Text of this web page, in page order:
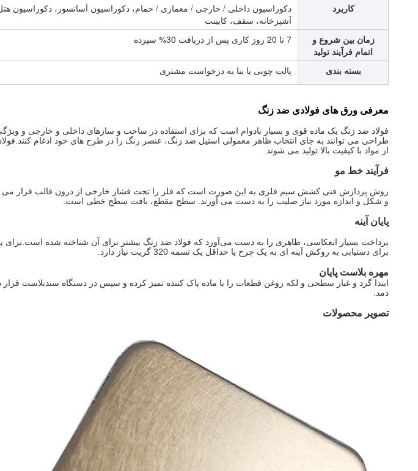
کاربرد
دکوراسیون داخلی / خارجی / معماری / حمام، دکوراسیون آسانسور، دکوراسیون
آشپزخانه، سقف، کابینت
زمان بین شروع و
اتمام فرآیند تولید
7 تا 20 روز کاری پس از دریافت 30% سپرده
بسته بندی پالت چوبی یا بنا به درخواست مشتری
معرفی ورق های فولادی ضد زنگ
فولاد ضد زنگ یک ماده قوی و بسیار بادوام است که برای استفاده در ساخت و سازهای داخلی و خارجی و
طراحی می توانند به جای انتخاب ظاهر معمولی استیل ضد زنگ، عنصر رنگ را در طرح های خود ادغام
از مواد با کیفیت بالا تولید می شوند.
فرآیند خط مو
روش پردازش فنی کشش سیم فلزی به این صورت است که فلز را تحت فشار خارجی از درون قالب قرار می
و شکل و اندازه مورد نیاز صلیب را به دست می آورند. سطح مقطع، بافت سطح خطی است.
پایان آینه
پرداخت بسیار انعکاسی، ظاهری را به دست می‌آورد که فولاد ضد زنگ بیشتر برای آن شناخته شده
برای دستیابی به روکش آینه ای به یک چرخ یا حداقل یک تسمه 320 گریت نیاز دارد.
مهره بلاست پایان
ابتدا گرد و غبار سطحی و لکه روغن قطعات را با ماده پاک کننده تمیز کرده و سپس در دستگاه سندبلاست
دمد.
تصویر محصولات